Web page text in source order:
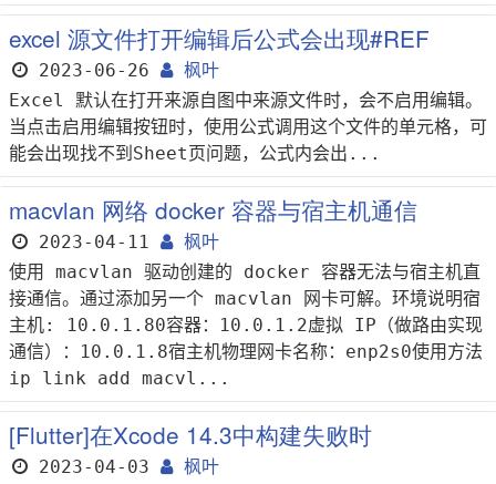
excel 源文件打开编辑后公式会出现#REF
2023-06-26
枫叶
Excel 默认在打开来源自图中来源文件时，会不启用编辑。
当点击启用编辑按钮时，使用公式调用这个文件的单元格，可
能会出现找不到Sheet页问题，公式内会出...
macvlan 网络 docker 容器与宿主机通信
2023-04-11
枫叶
使用 macvlan 驱动创建的 docker 容器无法与宿主机直
接通信。通过添加另一个 macvlan 网卡可解。环境说明宿
主机: 10.0.1.80容器：10.0.1.2虚拟 IP（做路由实现
通信）：10.0.1.8宿主机物理网卡名称：enp2s0使用方法
ip link add macvl...
[Flutter]在Xcode 14.3中构建失败时
2023-04-03
枫叶